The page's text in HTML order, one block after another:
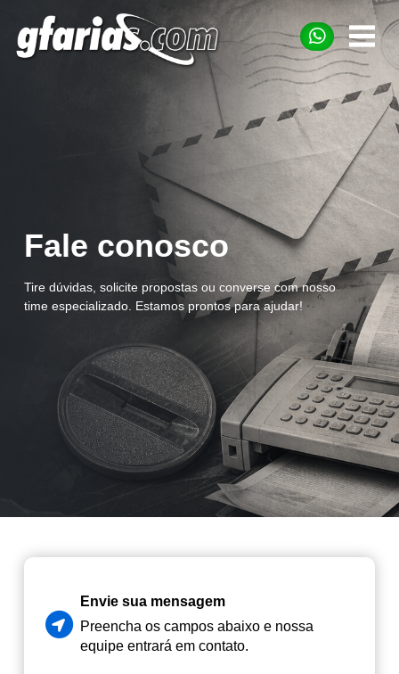
Fale conosco
Tire dúvidas, solicite propostas ou converse com nosso
time especializado. Estamos prontos para ajudar!
Envie sua mensagem
Preencha os campos abaixo e nossa
equipe entrará em contato.